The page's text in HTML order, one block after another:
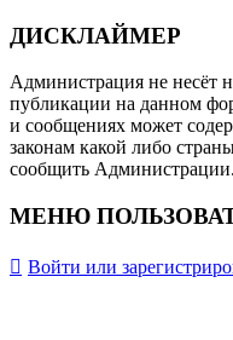
ДИСКЛАЙМЕР
Администрация не несёт
публикации на данном
и сообщениях может
законам какой либо
сообщить Администрации.
МЕНЮ
Войти или